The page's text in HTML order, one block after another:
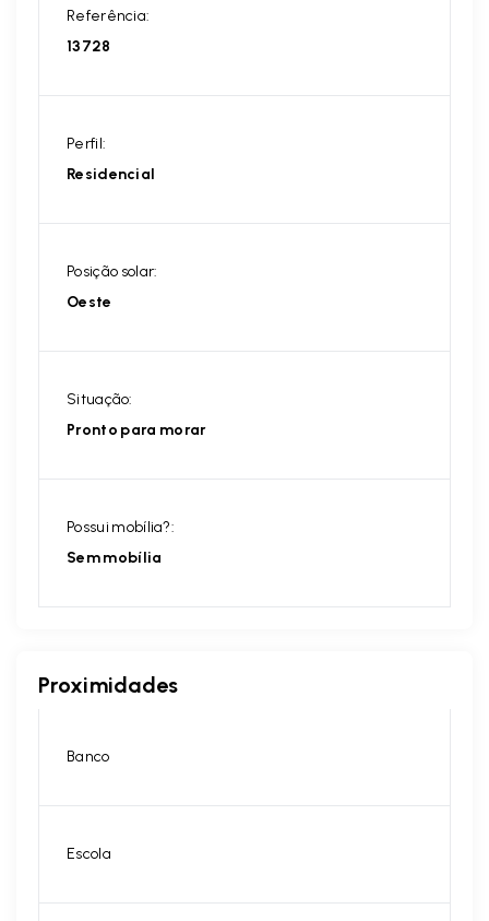
Referência:
13728
Perfil:
Residencial
Posição solar:
Oeste
Situação:
Pronto para morar
Possui mobília?:
Sem mobília
Proximidades
Banco
Escola